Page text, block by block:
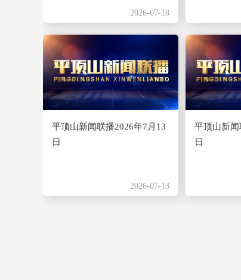
2026-07-18
平顶山新闻联播2026年7月13
日
2026-07-13
平顶山新闻
日